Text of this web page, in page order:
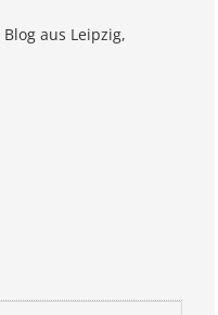
aus Leipzig,